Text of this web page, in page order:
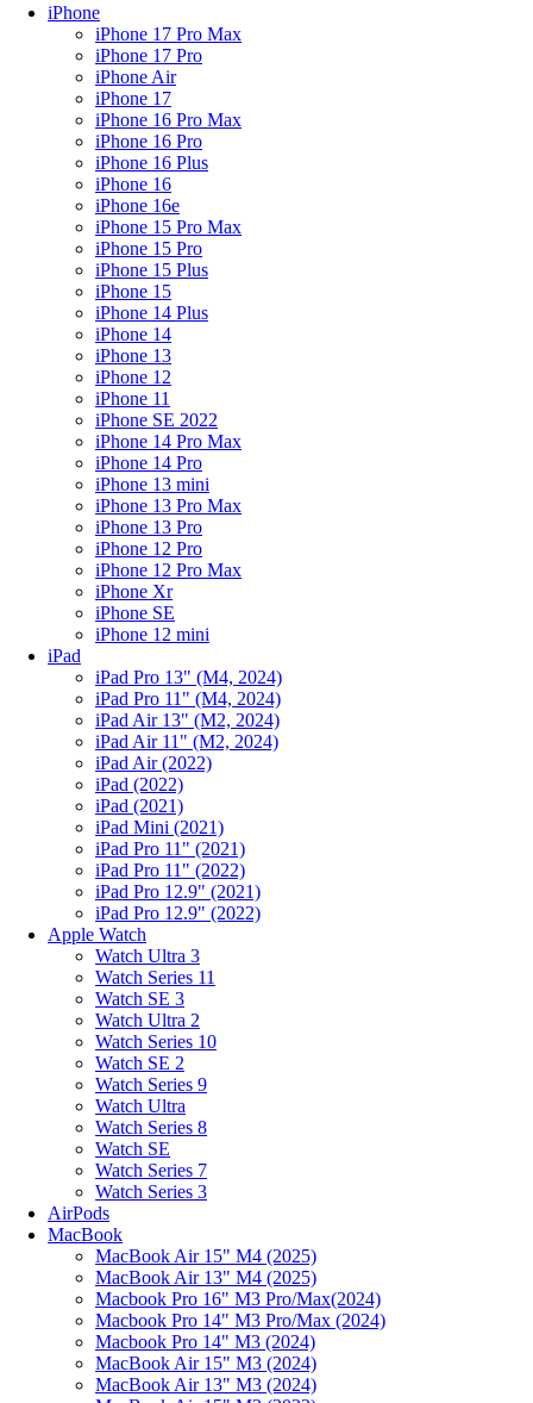
iPhone
iPhone 17 Pro Max
iPhone 17 Pro
iPhone Air
iPhone 17
iPhone 16 Pro Max
iPhone 16 Pro
iPhone 16 Plus
iPhone 16
iPhone 16e
iPhone 15 Pro Max
iPhone 15 Pro
iPhone 15 Plus
iPhone 15
iPhone 14 Plus
iPhone 14
iPhone 13
iPhone 12
iPhone 11
iPhone SE 2022
iPhone 14 Pro Max
iPhone 14 Pro
iPhone 13 mini
iPhone 13 Pro Max
iPhone 13 Pro
iPhone 12 Pro
iPhone 12 Pro Max
iPhone Xr
iPhone SE
iPhone 12 mini
iPad
iPad Pro 13" (M4, 2024)
iPad Pro 11" (M4, 2024)
iPad Air 13" (M2, 2024)
iPad Air 11" (M2, 2024)
iPad Air (2022)
iPad (2022)
iPad (2021)
iPad Mini (2021)
iPad Pro 11" (2021)
iPad Pro 11" (2022)
iPad Pro 12.9" (2021)
iPad Pro 12.9" (2022)
Apple Watch
Watch Ultra 3
Watch Series 11
Watch SE 3
Watch Ultra 2
Watch Series 10
Watch SE 2
Watch Series 9
Watch Ultra
Watch Series 8
Watch SE
Watch Series 7
Watch Series 3
AirPods
MacBook
MacBook Air 15" M4 (2025)
MacBook Air 13" M4 (2025)
Macbook Pro 16" M3 Pro/Max(2024)
Macbook Pro 14" M3 Pro/Max (2024)
Macbook Pro 14" M3 (2024)
MacBook Air 15" M3 (2024)
MacBook Air 13" M3 (2024)